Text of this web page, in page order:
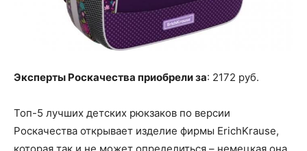
Эксперты Роскачества приобрели за: 2172 руб.
Топ-5 лучших детских рюкзаков по версии
Роскачества открывает изделие фирмы ErichKrause,
которая так и не может определиться – немецкая она